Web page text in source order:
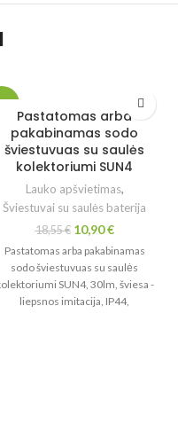
Pastatomas arba
pakabinamas sodo
šviestuvuas su saulės
kolektoriumi SUN4
Lauko apšvietimas,
Šviestuvai su saulės baterija
18,55€ 10,90€
Pastatomas arba pakabinamas
sodo šviestuvuas su saulės
SUN4, 30lm, šviesa -
liepsnos imitacija, IP44,